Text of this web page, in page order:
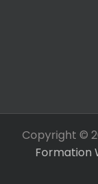
Copyright ©
Formation